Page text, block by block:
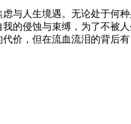
与人生境遇。无论处于何
的侵蚀与束缚，为了不被
价，但在流血流泪的背后有